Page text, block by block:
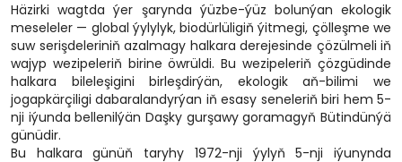
Häzirki wagtda ýer şarynda ýüzbe-ýüz bolunýan ekologik
meseleler — global ýylylyk, biodürlüligiň ýitmegi, çölleşme we
suw serişdeleriniň azalmagy halkara derejesinde çözülmeli iň
wajyp wezipeleriň birine öwrüldi. Bu wezipeleriň çözgüdinde
halkara bileleşigini birleşdirýän, ekologik aň-bilimi we
jogapkärçiligi dabaralandyrýan iň esasy seneleriň biri hem 5-
nji iýunda bellenilýän Daşky gurşawy goramagyň Bütindünýä
günüdir.
Bu halkara günüň taryhy 1972-nji ýylyň 5-nji iýunynda